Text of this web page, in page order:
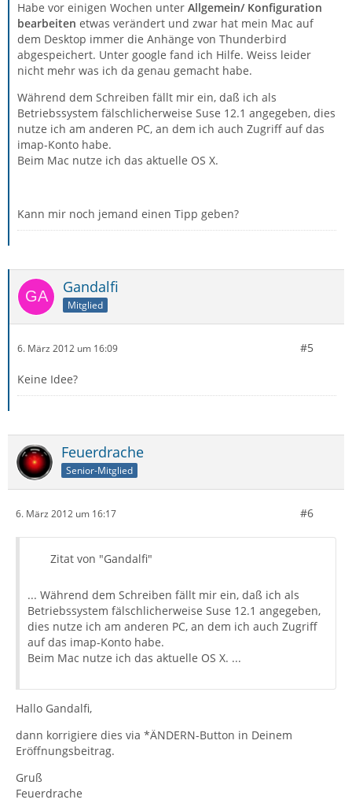
Habe vor einigen Wochen unter Allgemein/ Konfiguration
bearbeiten etwas verändert und zwar hat mein Mac auf
dem Desktop immer die Anhänge von Thunderbird
abgespeichert. Unter google fand ich Hilfe. Weiss leider
nicht mehr was ich da genau gemacht habe.
Während dem Schreiben fällt mir ein, daß ich als
Betriebssystem fälschlicherweise Suse 12.1 angegeben, dies
nutze ich am anderen PC, an dem ich auch Zugriff auf das
imap-Konto habe.
Beim Mac nutze ich das aktuelle OS X.
Kann mir noch jemand einen Tipp geben?
Gandalfi
Mitglied
6. März 2012 um 16:09 #5
Keine Idee?
Feuerdrache
Senior-Mitglied
6. März 2012 um 16:17 #6
Zitat von "Gandalfi"
... Während dem Schreiben fällt mir ein, daß ich als
Betriebssystem fälschlicherweise Suse 12.1 angegeben,
dies nutze ich am anderen PC, an dem ich auch Zugriff
auf das imap-Konto habe.
Beim Mac nutze ich das aktuelle OS X. ...
Hallo Gandalfi,
dann korrigiere dies via *ÄNDERN-Button in Deinem
Eröffnungsbeitrag.
Gruß
Feuerdrache